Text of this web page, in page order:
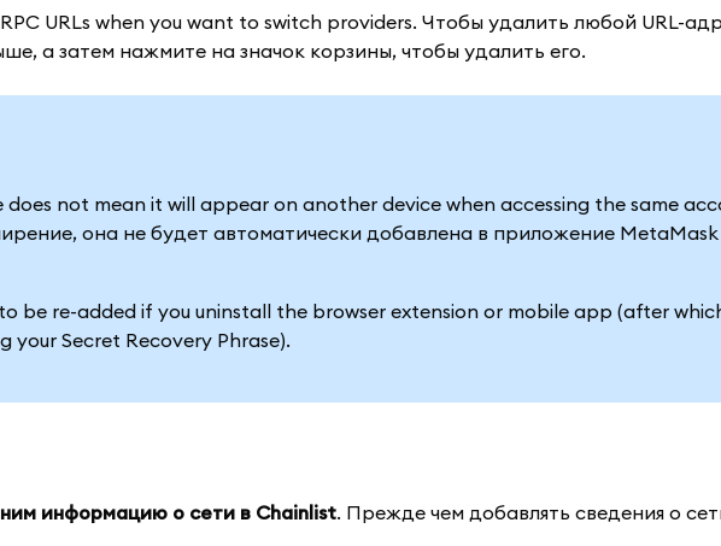
URLs when you want to switch providers. Чтобы удалить любой URL-
а затем нажмите на значок корзины, чтобы удалить его.
not mean it will appear on another device when accessing the same
она не будет автоматически добавлена в приложение
be re-added if you uninstall the browser extension or mobile app (after
your Secret Recovery Phrase).
информацию о сети в Chainlist. Прежде чем добавлять сведения о